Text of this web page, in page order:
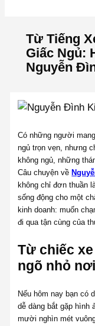
Từ Tiếng
Giấc Ngủ:
Nguyễn
Có những người
ngủ trọn vẹn, nhưng
không ngủ, những
Câu chuyện về
không chỉ đơn thuần
sống động cho một
kinh doanh: muốn
đi qua tận cùng của
Từ chiếc
ngõ nhỏ
Nếu hôm nay bạn có
dễ dàng bắt gặp hình
mười nghìn mét